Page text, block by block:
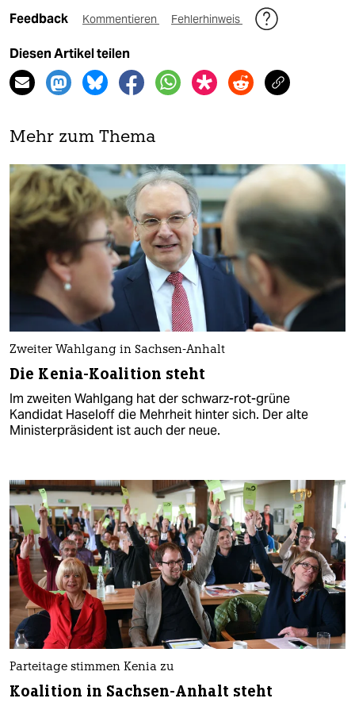
Feedback Kommentieren Fehlerhinweis
Diesen Artikel teilen
Mehr zum Thema
Zweiter Wahlgang in Sachsen-Anhalt
Die Kenia-Koalition steht
Im zweiten Wahlgang hat der schwarz-rot-grüne
Kandidat Haseloff die Mehrheit hinter sich. Der alte
Ministerpräsident ist auch der neue.
Parteitage stimmen Kenia zu
Koalition in Sachsen-Anhalt steht